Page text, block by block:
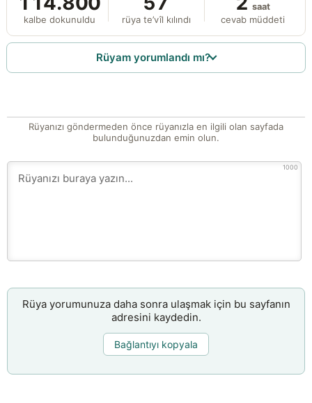
kalbe dokunuldu rüya te’vîl kılındı
saat
cevab müddeti
Rüyam yorumlandı mı?
Rüyanızı göndermeden önce rüyanızla en ilgili olan sayfada
bulunduğunuzdan emin olun.
1000
Rüya yorumunuza daha sonra ulaşmak için bu sayfanın
adresini kaydedin.
Bağlantıyı kopyala